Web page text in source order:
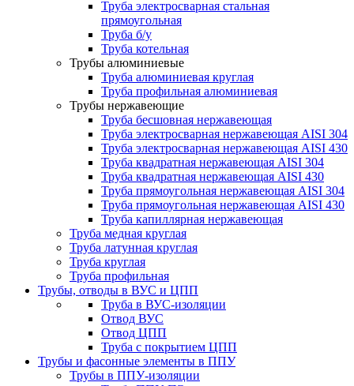
Труба электросварная стальная
прямоугольная
Труба б/у
Труба котельная
Трубы алюминиевые
Труба алюминиевая круглая
Труба профильная алюминиевая
Трубы нержавеющие
Труба бесшовная нержавеющая
Труба электросварная нержавеющая AISI 304
Труба электросварная нержавеющая AISI 430
Труба квадратная нержавеющая AISI 304
Труба квадратная нержавеющая AISI 430
Труба прямоугольная нержавеющая AISI 304
Труба прямоугольная нержавеющая AISI 430
Труба капиллярная нержавеющая
Труба медная круглая
Труба латунная круглая
Труба круглая
Труба профильная
Трубы, отводы в ВУС и ЦПП
Труба в ВУС-изоляции
Отвод ВУС
Отвод ЦПП
Труба с покрытием ЦПП
Трубы и фасонные элементы в ППУ
Трубы в ППУ-изоляции